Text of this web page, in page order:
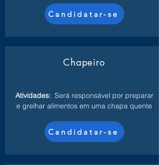
Candidatar-se
Chapeiro
Atividades: Será responsável por preparar
e grelhar alimentos em uma chapa quente
Candidatar-se